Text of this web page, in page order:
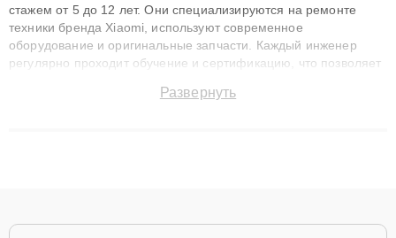
стажем от 5 до 12 лет. Они специализируются на ремонте
техники бренда Xiaomi, используют современное
оборудование и оригинальные запчасти. Каждый инженер
регулярно проходит обучение и сертификацию, что позволяет
технику с сохранением гарантии до 3 лет. Наши мастера
Развернуть